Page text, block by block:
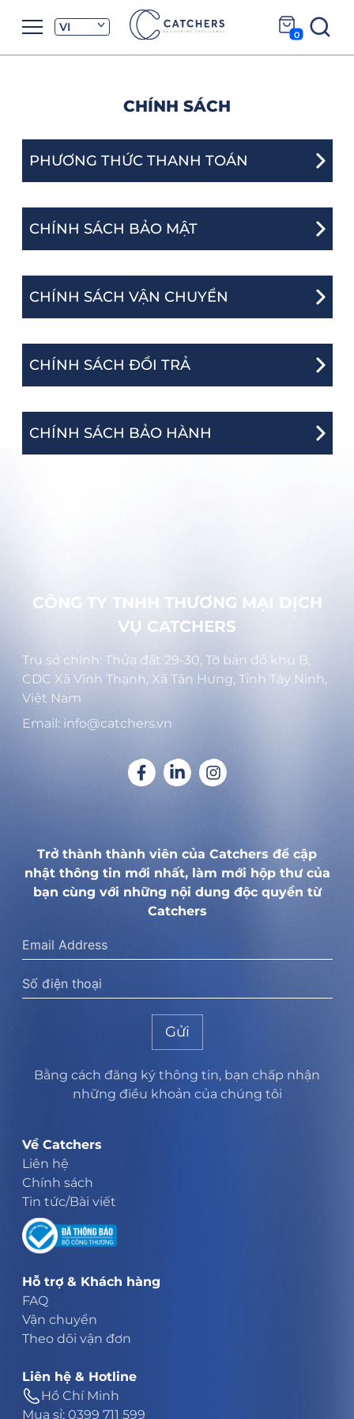
VI 0
CHÍNH SÁCH
PHƯƠNG THỨC THANH TOÁN
CHÍNH SÁCH BẢO MẬT
CHÍNH SÁCH VẬN CHUYỂN
CHÍNH SÁCH ĐỔI TRẢ
CHÍNH SÁCH BẢO HÀNH
CÔNG TY TNHH THƯƠNG MẠI DỊCH
VỤ CATCHERS
Trụ sở chính: Thửa đất 29-30, Tờ bản đồ khu B,
CDC Xã Vĩnh Thạnh, Xã Tân Hưng, Tỉnh Tây Ninh,
Việt Nam
Email: info@catchers.vn
Trở thành thành viên của Catchers để cập
nhật thông tin mới nhất, làm mới hộp thư của
bạn cùng với những nội dung độc quyền từ
Catchers
Gửi
Bằng cách đăng ký thông tin, bạn chấp nhận
những điều khoản của chúng tôi
Về Catchers
Liên hệ
Chính sách
Tin tức/Bài viết
Hỗ trợ & Khách hàng
FAQ
Vận chuyển
Theo dõi vận đơn
Liên hệ & Hotline
Hồ Chí Minh
Mua sỉ: 0399 711 599